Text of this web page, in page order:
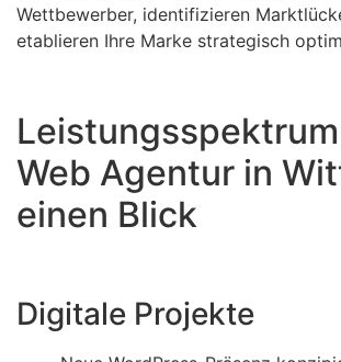
Wettbewerber, identifizieren
etablieren Ihre Marke strategisch
Web Agentur in
einen Blick
Digitale Projekte